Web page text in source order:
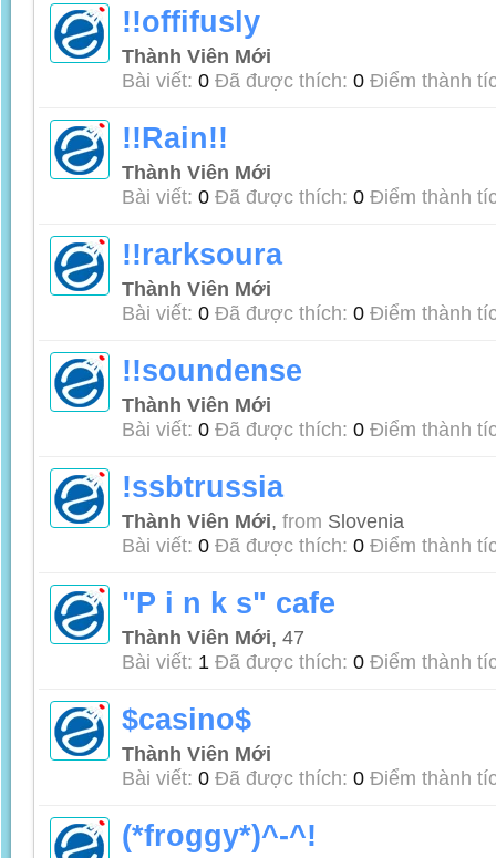
!!offifusly
Thành Viên Mới
Bài viết: 0 Đã được thích: 0 Điểm thành
!!Rain!!
Thành Viên Mới
Bài viết: 0 Đã được thích: 0 Điểm thành
!!rarksoura
Thành Viên Mới
Bài viết: 0 Đã được thích: 0 Điểm thành
!!soundense
Thành Viên Mới
Bài viết: 0 Đã được thích: 0 Điểm thành
!ssbtrussia
Thành Viên Mới, from Slovenia
Bài viết: 0 Đã được thích: 0 Điểm thành
"P i n k s" cafe
Thành Viên Mới, 47
Bài viết: 1 Đã được thích: 0 Điểm thành
$casino$
Thành Viên Mới
Bài viết: 0 Đã được thích: 0 Điểm thành
(*froggy*)^-^!